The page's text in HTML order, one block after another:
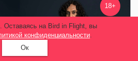
18+
Оставаясь на Bird in Flight, вы
конфиденциальности.
Ок